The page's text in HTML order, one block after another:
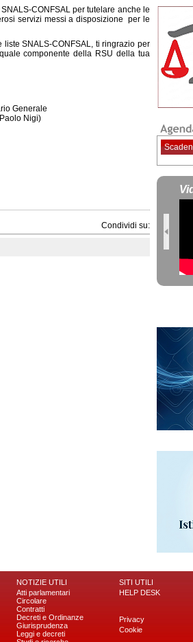
CONFSAL per tutelare anche le
servizi messi a disposizione per le
SNALS-CONFSAL, ti ringrazio per
componente della RSU della tua
Generale
Nigi)
Condividi su:
NOTIZIE UTILI
Atti parlamentari
Circolare
Contratti
Decreti e Ordinanze
Giurisprudenza
Leggi e decreti
SITI UTILI
HELP DESK
Privacy
Cookie